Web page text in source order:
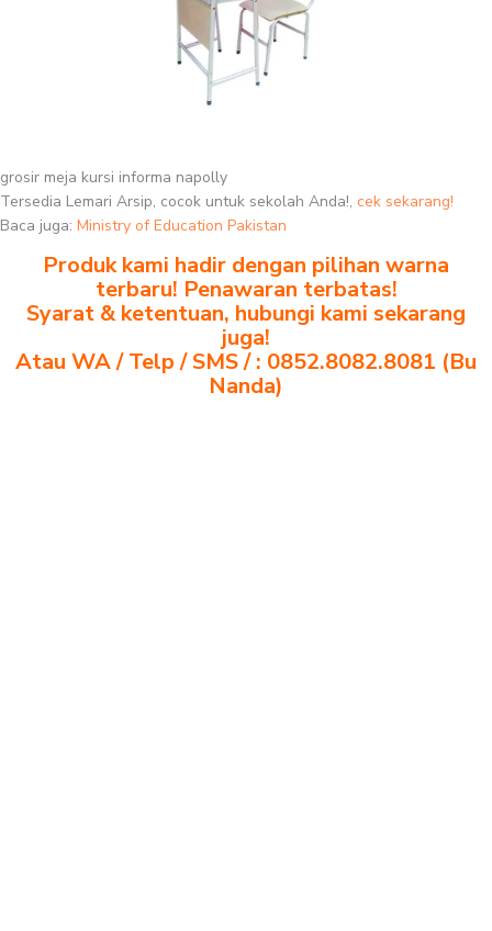
grosir meja kursi informa napolly
Tersedia Lemari Arsip, cocok untuk sekolah Anda!, cek sekarang!
Baca juga: Ministry of Education Pakistan
Produk kami hadir dengan pilihan warna
terbaru! Penawaran terbatas!
Syarat & ketentuan, hubungi kami sekarang
juga!
Atau WA / Telp / SMS / : 0852.8082.8081 (Bu
Nanda)